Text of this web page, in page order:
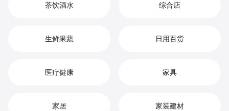
茶饮酒水 综合店
生鲜果蔬 日用百货
医疗健康 家具
家居 家装建材